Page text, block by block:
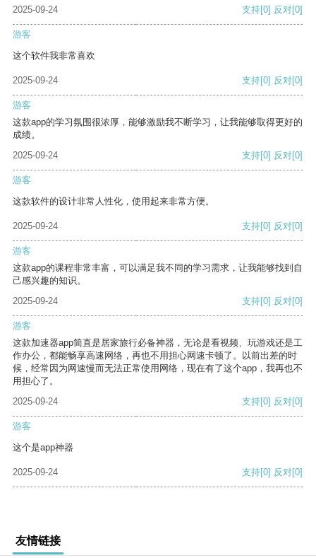
2025-09-24
支持[0] 反对[0]
游客
这个软件我非常喜欢
2025-09-24 支持[0] 反对[0]
游客
这款app的学习氛围很浓厚，能够激励我不断学习，让我能够取得更好的
成绩。
2025-09-24
支持[0] 反对[0]
游客
这款软件的设计非常人性化，使用起来非常方便。
2025-09-24 支持[0] 反对[0]
游客
这款app的课程非常丰富，可以满足我不同的学习需求，让我能够找到自
己感兴趣的知识。
2025-09-24
支持[0] 反对[0]
游客
这款加速器app简直是居家旅行必备神器，无论是看视频、玩游戏还是工
作办公，都能畅享高速网络，再也不用担心网速卡顿了。以前出差的时
候，经常因为网速慢而无法正常使用网络，现在有了这个app，我再也不
用担心了。
2025-09-24
支持[0] 反对[0]
游客
这个是app神器
2025-09-24 支持[0] 反对[0]
友情链接